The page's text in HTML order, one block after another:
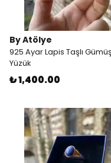
By Atölye
925 Ayar Lapis Taşlı Gümüş
Yüzük
₺ 1,400.00